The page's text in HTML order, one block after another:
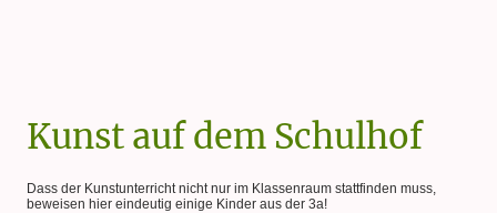
Kunst auf dem Schulhof
Dass der Kunstunterricht nicht nur im Klassenraum stattfinden muss,
beweisen hier eindeutig einige Kinder aus der 3a!